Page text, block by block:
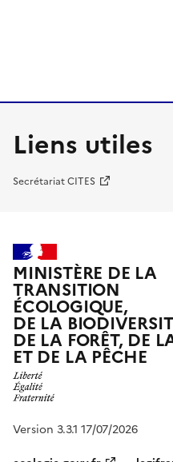
Liens utiles
Secrétariat CITES
MINISTÈRE DE LA
TRANSITION
ÉCOLOGIQUE,
DE LA
DE LA FORÊT, DE
ET DE LA PÊCHE
Version 3.3.1 17/07/2026